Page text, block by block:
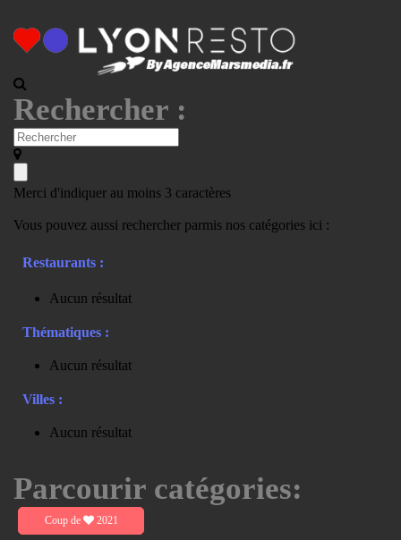
Rechercher :
Merci d'indiquer au moins 3 caractères
Vous pouvez aussi rechercher parmis nos catégories ici :
Restaurants :
Aucun résultat
Thématiques :
Aucun résultat
Villes :
Aucun résultat
Parcourir catégories:
Coup de 2021